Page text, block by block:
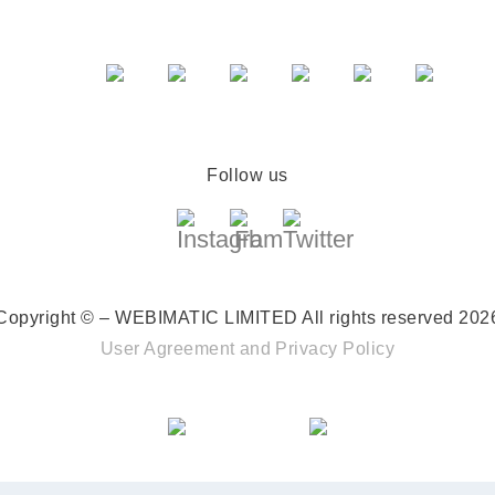
Follow us
© – WEBIMATIC LIMITED All rights reserved
User Agreement and Privacy Policy